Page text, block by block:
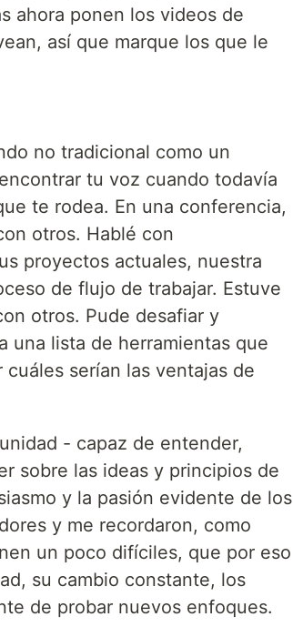
ahora ponen los videos de
así que marque los que le
no tradicional como un
tu voz cuando todavía
te rodea. En una conferencia,
otros. Hablé con
proyectos actuales, nuestra
de flujo de trabajar. Estuve
otros. Pude desafiar y
una lista de herramientas que
serían las ventajas de
- capaz de entender,
sobre las ideas y principios de
y la pasión evidente de los
y me recordaron, como
un poco difíciles, que por eso
su cambio constante, los
de probar nuevos enfoques.